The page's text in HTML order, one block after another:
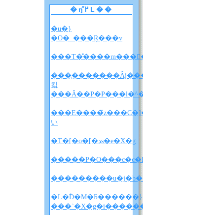
�ŋ߂̋L��
�u�}
�O�_���Ŗ���v
���̖�������Ȃɉ����
킯
���Ȃ��P�P���l�^�o�����z
���E����̃z���C�]���u���
い
�T�[�o�[�ڍs�e�X�g
�����P�O���c�c�B
�L�ؓD�M�Ƃ������}